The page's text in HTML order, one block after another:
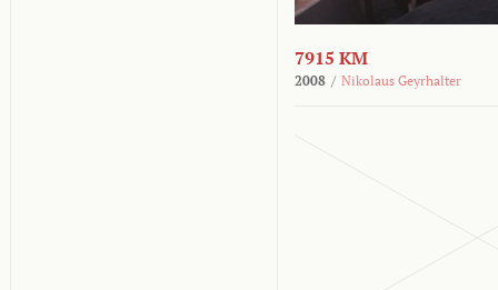
7915 KM
2008 / Nikolaus Geyrhalter